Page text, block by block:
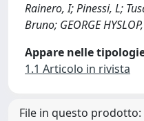
Rainero, I; Pinessi, L;
Bruno; GEORGE
Appare nelle
1.1 Articolo in rivista
File in questo prodotto: